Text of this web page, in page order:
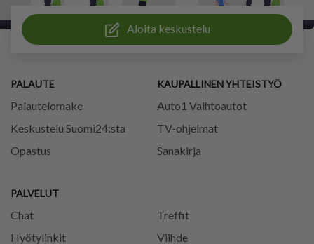
Aloita keskustelu
PALAUTE
Palautelomake
Keskustelu Suomi24:sta
Opastus
PALVELUT
Chat
Treffit
Hyötylinkit
Viihde
KAUPALLINEN YHTEISTYÖ
Auto1 Vaihtoautot
TV-ohjelmat
Sanakirja